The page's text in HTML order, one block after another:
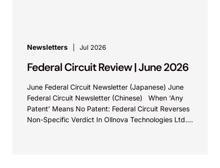
Newsletters Jul 2026
Federal Circuit Review | June 2026
June Federal Circuit Newsletter (Japanese) June
Federal Circuit Newsletter (Chinese) When ‘Any
Patent’ Means No Patent: Federal Circuit Reverses
Non-Specific Verdict In Ollnova Technologies Ltd.